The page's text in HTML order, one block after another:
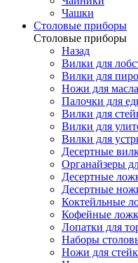
Чашки
Cтоловые приборы
Cтоловые приборы
Назад
Вилки для
Вилки для
Ножи для масла
Палочки для
Вилки для
Вилки для
Вилки для
Десертные
Органайзеры
Десертные
Десертные
Коктейльные
Кофейные
Лопатки для
Наборы
Ножи для